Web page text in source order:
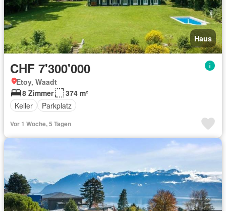
Haus
CHF 7'300'000
Etoy, Waadt
8 Zimmer
374 m²
Keller
Parkplatz
Vor 1 Woche, 5 Tagen